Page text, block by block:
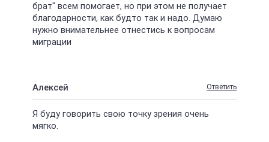
брат" всем помогает, но при этом не получает
благодарности, как будто так и надо. Думаю
нужно внимательнее отнестись к вопросам
миграции
Алексей Ответить
Я буду говорить свою точку зрения очень
мягко.